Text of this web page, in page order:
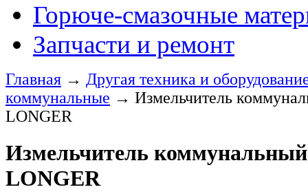
Горюче-смазочные
Запчасти и ремонт
Главная → Другая техника и
коммунальные → Измельчитель
LONGER
Измельчитель
LONGER